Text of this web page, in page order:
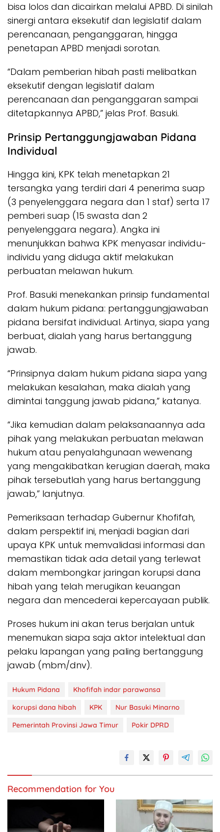
bisa lolos dan dicairkan melalui APBD. Di sinilah
sinergi antara eksekutif dan legislatif dalam
perencanaan, penganggaran, hingga
penetapan APBD menjadi sorotan.
“Dalam pemberian hibah pasti melibatkan
eksekutif dengan legislatif dalam
perencanaan dan penganggaran sampai
ditetapkannya APBD,” jelas Prof. Basuki.
Prinsip Pertanggungjawaban Pidana
Individual
Hingga kini, KPK telah menetapkan 21
tersangka yang terdiri dari 4 penerima suap
(3 penyelenggara negara dan 1 staf) serta 17
pemberi suap (15 swasta dan 2
penyelenggara negara). Angka ini
menunjukkan bahwa KPK menyasar individu-
individu yang diduga aktif melakukan
perbuatan melawan hukum.
Prof. Basuki menekankan prinsip fundamental
dalam hukum pidana: pertanggungjawaban
pidana bersifat individual. Artinya, siapa yang
berbuat, dialah yang harus bertanggung
jawab.
“Prinsipnya dalam hukum pidana siapa yang
melakukan kesalahan, maka dialah yang
dimintai tanggung jawab pidana,” katanya.
“Jika kemudian dalam pelaksanaannya ada
pihak yang melakukan perbuatan melawan
hukum atau penyalahgunaan wewenang
yang mengakibatkan kerugian daerah, maka
pihak tersebutlah yang harus bertanggung
jawab,” lanjutnya.
Pemeriksaan terhadap Gubernur Khofifah,
dalam perspektif ini, menjadi bagian dari
upaya KPK untuk memvalidasi informasi dan
memastikan tidak ada detail yang terlewat
dalam membongkar jaringan korupsi dana
hibah yang telah merugikan keuangan
negara dan mencederai kepercayaan publik.
Proses hukum ini akan terus berjalan untuk
menemukan siapa saja aktor intelektual dan
pelaku lapangan yang paling bertanggung
jawab (mbm/dnv).
Hukum Pidana
Khofifah indar parawansa
korupsi dana hibah
KPK
Nur Basuki Minarno
Pemerintah Provinsi Jawa Timur
Pokir DPRD
Recommendation for You